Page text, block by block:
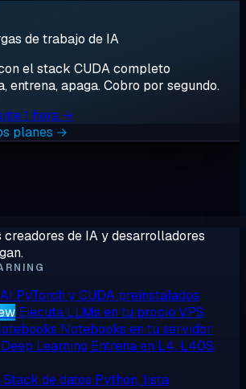
de trabajo de IA
el stack CUDA completo
entrena, apaga. Cobro por segundo.
1 hora →
planes →
creadores de IA y desarrolladores
PyTorch y CUDA preinstalados
Ejecuta LLMs en tu propio VPS
Notebooks en tu servidor
Learning Entrena en L4, L40S,
Stack de datos Python, lista